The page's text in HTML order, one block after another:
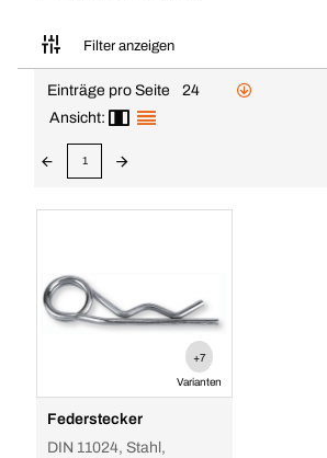
Filter anzeigen
Einträge pro Seite
24
Ansicht:
1
+7
Varianten
Federstecker
DIN 11024, Stahl,